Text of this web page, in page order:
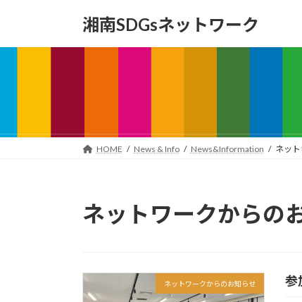
湘南SDGsネットワーク
HOME News & Info News&Information ネッ
ネットワークからの
ネットワークからのお知らせ 参